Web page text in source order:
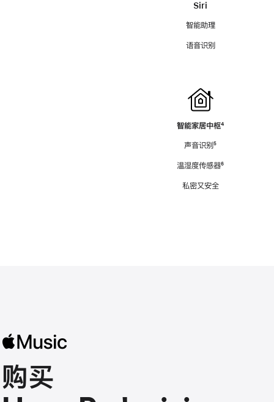
Siri
智能助理
语音识别
智能家居中枢脚
⁴
声音识别脚
⁵
温湿度传感器脚
⁶
私密又安全
购买